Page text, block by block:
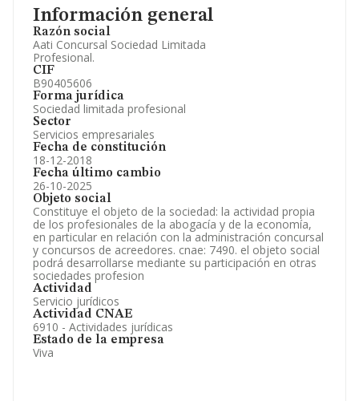
Información general
Razón social
Aati Concursal Sociedad Limitada
Profesional.
CIF
B90405606
Forma jurídica
Sociedad limitada profesional
Sector
Servicios empresariales
Fecha de constitución
18-12-2018
Fecha último cambio
26-10-2025
Objeto social
Constituye el objeto de la sociedad: la actividad propia
de los profesionales de la abogacía y de la economía,
en particular en relación con la administración concursal
y concursos de acreedores. cnae: 7490. el objeto social
podrá desarrollarse mediante su participación en otras
sociedades profesion
Actividad
Servicio jurídicos
Actividad CNAE
6910 - Actividades jurídicas
Estado de la empresa
Viva
Artículos de prensa publicados sobre la empresa.
Información oficial y registral complementaria.